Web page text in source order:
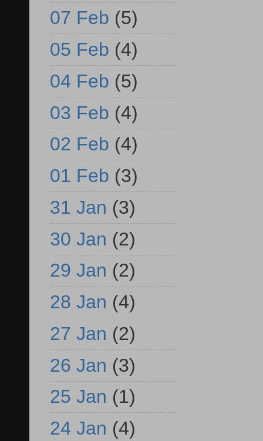
07 Feb (5)
05 Feb (4)
04 Feb (5)
03 Feb (4)
02 Feb (4)
01 Feb (3)
31 Jan (3)
30 Jan (2)
29 Jan (2)
28 Jan (4)
27 Jan (2)
26 Jan (3)
25 Jan (1)
24 Jan (4)